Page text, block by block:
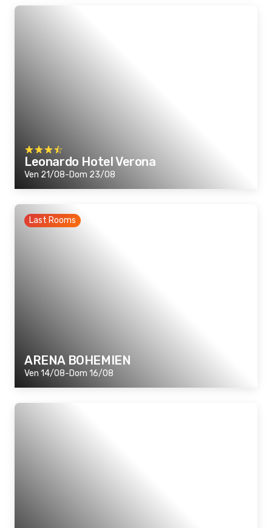
Leonardo Hotel Verona
Ven 21/08-Dom 23/08
Last Rooms
ARENA BOHEMIEN
Ven 14/08-Dom 16/08